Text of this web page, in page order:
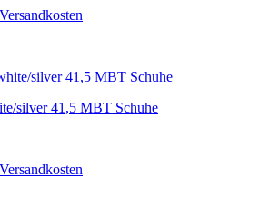
silver 41,5 MBT Schuhe